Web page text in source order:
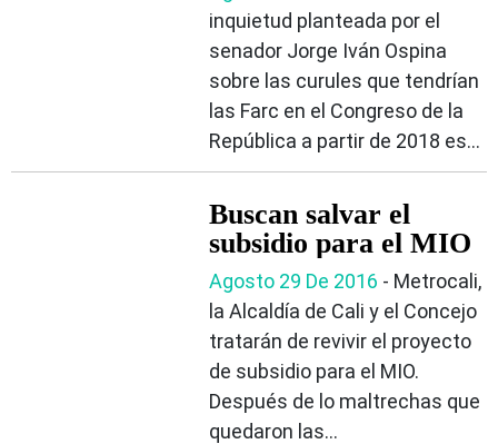
inquietud planteada por el
senador Jorge Iván Ospina
sobre las curules que tendrían
las Farc en el Congreso de la
República a partir de 2018 es...
Buscan salvar el
subsidio para el MIO
Agosto 29 De 2016 - Metrocali,
la Alcaldía de Cali y el Concejo
tratarán de revivir el proyecto
de subsidio para el MIO.
Después de lo maltrechas que
quedaron las...